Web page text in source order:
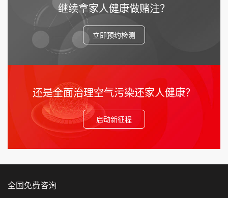
继续拿家人健康做赌注？
立即预约检测
还是全面治理空气污染还家人健康？
启动新征程
全国免费咨询